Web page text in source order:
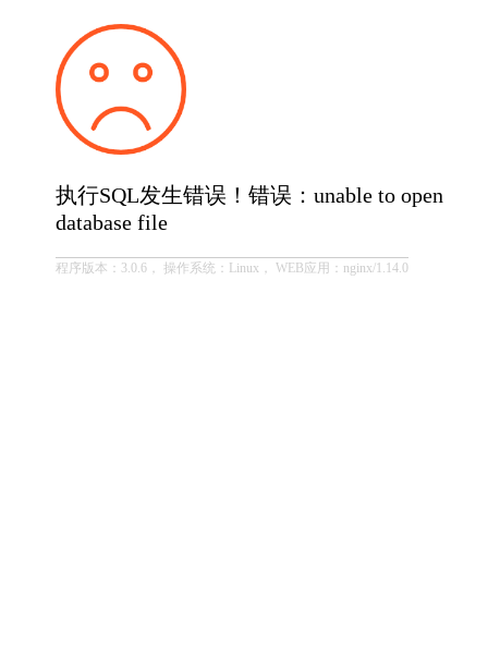
执行SQL发生错误！错误：unable to open
database file
程序版本：3.0.6， 操作系统：Linux， WEB应用：nginx/1.14.0